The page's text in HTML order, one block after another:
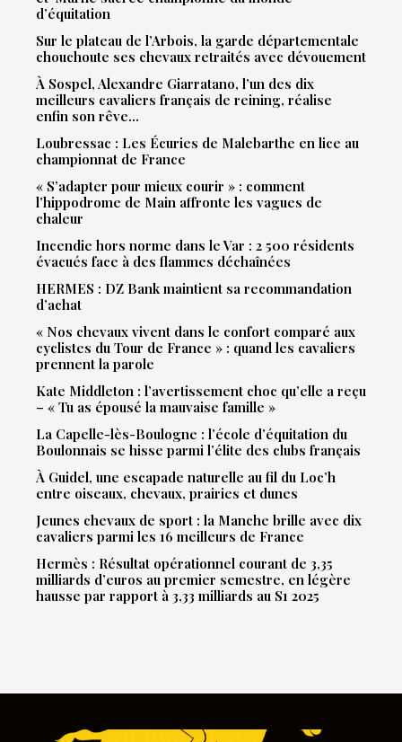
d’équitation
Sur le plateau de l’Arbois, la garde départementale
chouchoute ses chevaux retraités avec dévouement
À Sospel, Alexandre Giarratano, l’un des dix
meilleurs cavaliers français de reining, réalise
enfin son rêve…
Loubressac : Les Écuries de Malebarthe en lice au
championnat de France
« S’adapter pour mieux courir » : comment
l’hippodrome de Main affronte les vagues de
chaleur
Incendie hors norme dans le Var : 2 500 résidents
évacués face à des flammes déchaînées
HERMES : DZ Bank maintient sa recommandation
d’achat
« Nos chevaux vivent dans le confort comparé aux
cyclistes du Tour de France » : quand les cavaliers
prennent la parole
Kate Middleton : l’avertissement choc qu’elle a reçu
– « Tu as épousé la mauvaise famille »
La Capelle-lès-Boulogne : l’école d’équitation du
Boulonnais se hisse parmi l’élite des clubs français
À Guidel, une escapade naturelle au fil du Loc’h
entre oiseaux, chevaux, prairies et dunes
Jeunes chevaux de sport : la Manche brille avec dix
cavaliers parmi les 16 meilleurs de France
Hermès : Résultat opérationnel courant de 3,35
milliards d’euros au premier semestre, en légère
hausse par rapport à 3,33 milliards au S1 2025